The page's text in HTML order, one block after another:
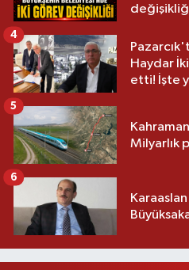
Haydar
etti! İşte
4
Milyarlık
5
6